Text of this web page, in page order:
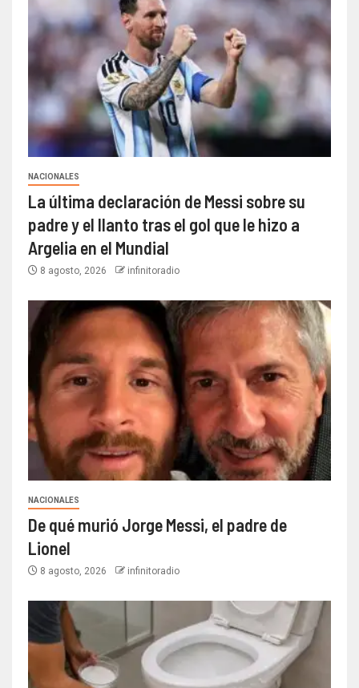
NACIONALES
La última declaración de Messi sobre su
padre y el llanto tras el gol que le hizo a
Argelia en el Mundial
8 agosto, 2026 infinitoradio
NACIONALES
De qué murió Jorge Messi, el padre de
Lionel
8 agosto, 2026 infinitoradio